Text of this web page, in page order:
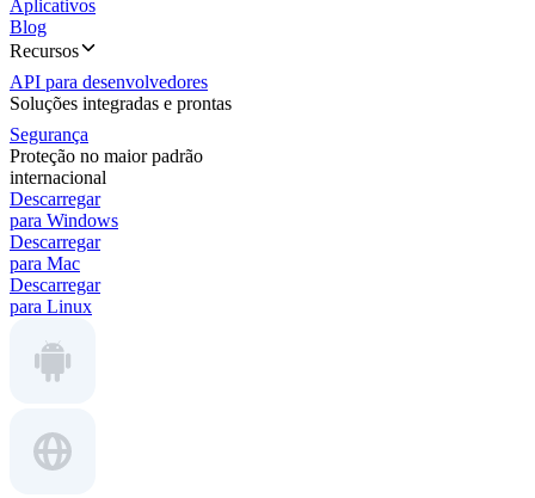
Aplicativos
Blog
Recursos
API para desenvolvedores
Soluções integradas e prontas
Segurança
Proteção no maior padrão
internacional
Descarregar
para Windows
Descarregar
para Mac
Descarregar
para Linux